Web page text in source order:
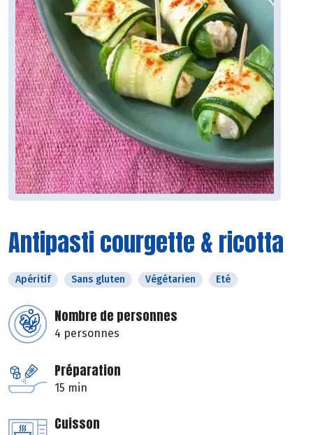
Antipasti courgette & ricotta
Apéritif Sans gluten Végétarien Eté
Nombre de personnes
4 personnes
Préparation
15 min
Cuisson